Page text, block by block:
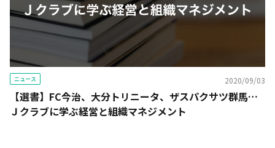
ニュース 2020/09/03
【選書】FC今治、大分トリニータ、ザスパクサツ群馬…
Ｊクラブに学ぶ経営と組織マネジメント